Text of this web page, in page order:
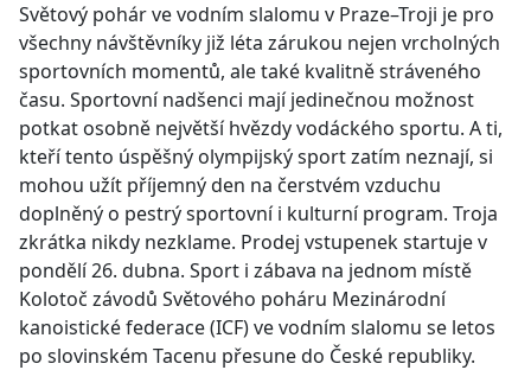
Světový pohár ve vodním slalomu v Praze–Troji je pro
všechny návštěvníky již léta zárukou nejen vrcholných
sportovních momentů, ale také kvalitně stráveného
času. Sportovní nadšenci mají jedinečnou možnost
potkat osobně největší hvězdy vodáckého sportu. A ti,
kteří tento úspěšný olympijský sport zatím neznají, si
mohou užít příjemný den na čerstvém vzduchu
doplněný o pestrý sportovní i kulturní program. Troja
zkrátka nikdy nezklame. Prodej vstupenek startuje v
pondělí 26. dubna. Sport i zábava na jednom místě
Kolotoč závodů Světového poháru Mezinárodní
kanoistické federace (ICF) ve vodním slalomu se letos
po slovinském Tacenu přesune do České republiky.